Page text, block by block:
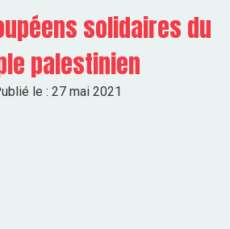
solidaires du
palestinien
le : 27 mai 2021